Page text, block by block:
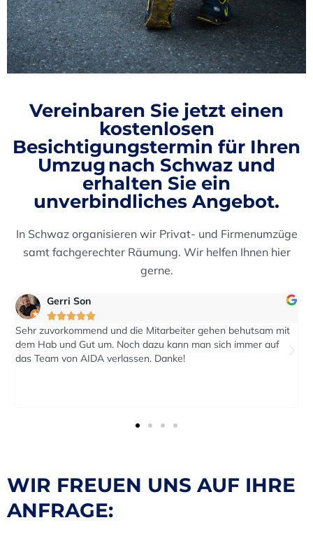
Vereinbaren Sie jetzt einen
kostenlosen
Besichtigungstermin für Ihren
Umzug nach Schwaz und
erhalten Sie ein
unverbindliches Angebot.
In Schwaz organisieren wir Privat- und Firmenumzüge
samt fachgerechter Räumung. Wir helfen Ihnen hier
gerne.
gehen behutsam mit
man sich immer auf
Auf eine Anfrage nach einen
reagiert. Der Transport wurde
Termin durchgeführt.
WIR FREUEN UNS AUF IHRE
ANFRAGE: